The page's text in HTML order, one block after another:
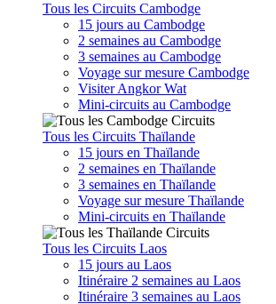
Tous les Circuits Cambodge
15 jours au Cambodge
2 semaines au Cambodge
3 semaines au Cambodge
Voyage sur mesure Cambodge
Visiter Angkor Wat
Mini-circuits au Cambodge
Tous les Circuits Thaïlande
15 jours en Thaïlande
2 semaines en Thaïlande
3 semaines en Thaïlande
Voyage sur mesure Thaïlande
Mini-circuits en Thaïlande
Tous les Circuits Laos
15 jours au Laos
Itinéraire 2 semaines au Laos
Itinéraire 3 semaines au Laos